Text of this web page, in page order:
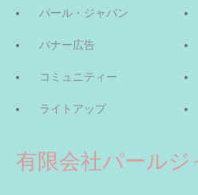
パール・ジャパン
バナー広告
コミュニティー
ライトアップ
有限会社パールジ